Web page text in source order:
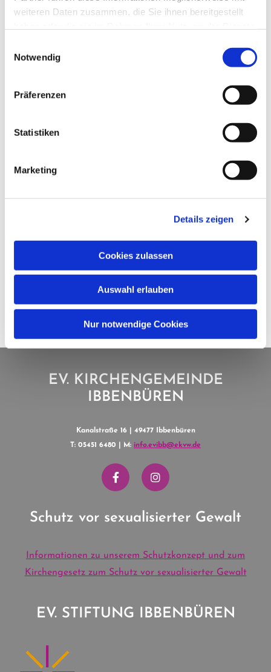
weiteren Daten zusammen, die Sie ihnen bereitgestellt
Notwendig
Präferenzen
Statistiken
Marketing
Details zeigen
Cookies zulassen
Auswahl erlauben
Nur notwendige Cookies
EV. KIRCHENGEMEINDE
IBBENBÜREN
Kanalstraße 16 | 49477 Ibbenbüren
T: 05451 6480 | M: info.evibb@ekvw.de
Schutz vor sexualisierter Gewalt
Informationen zu unserem Schutzkonzept und zum
Kirchengesetz zum Schutz vor sexualisierter Gewalt
EV. STIFTUNG IBBENBÜREN